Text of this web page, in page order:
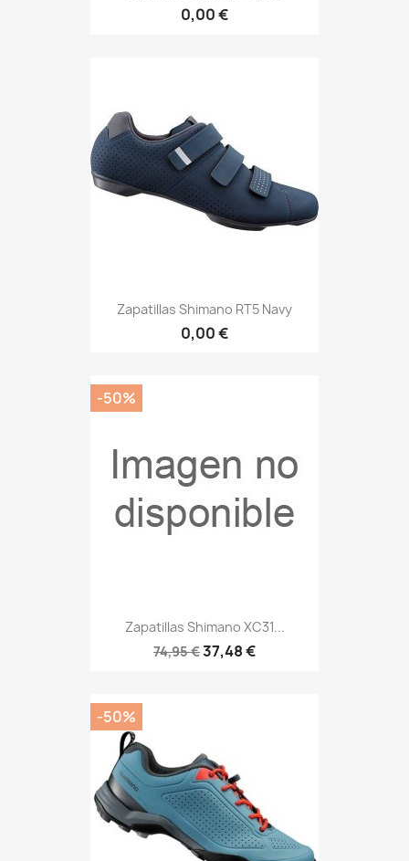
0,00 €
Zapatillas Shimano RT5 Navy
0,00 €
Zapatillas Shimano XC31...
74,95 €37,48 €
-50%
-50%